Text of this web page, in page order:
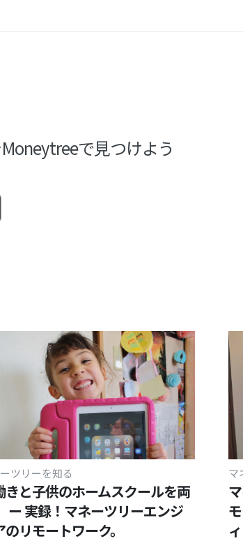
で見つけよう
ツリーを知る
きと子供のホームスクールを両
ー 実録！マネーツリーエンジ
のリモートワーク。
マ